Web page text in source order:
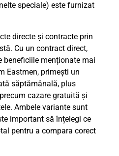
speciale) este furnizat
directe și contracte prin
Cu un contract direct,
beneficiile menționate mai
Eastmen, primești un
săptămânală, plus
cazare gratuită și
Ambele variante sunt
important să înțelegi ce
pentru a compara corect